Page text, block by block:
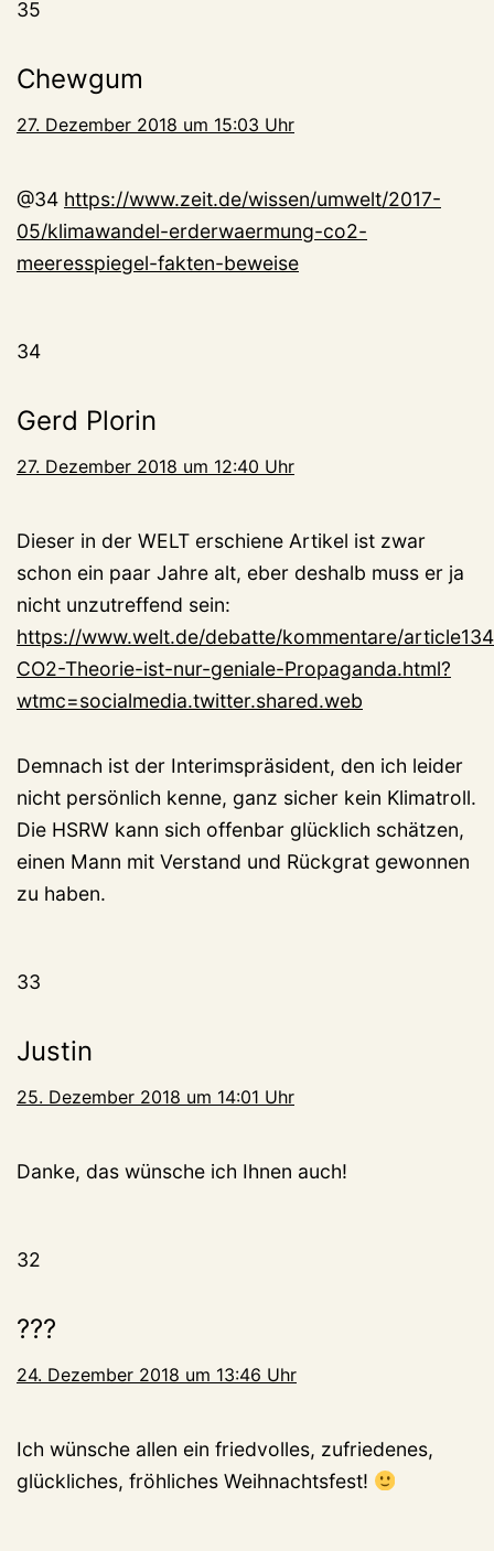
35
Chewgum
27. Dezember 2018 um 15:03 Uhr
@34 https://www.zeit.de/wissen/umwelt/2017-
05/klimawandel-erderwaermung-co2-
meeresspiegel-fakten-beweise
34
Gerd Plorin
27. Dezember 2018 um 12:40 Uhr
Dieser in der WELT erschiene Artikel ist zwar
schon ein paar Jahre alt, eber deshalb muss er ja
nicht unzutreffend sein:
https://www.welt.de/debatte/kommentare/
CO2-Theorie-ist-nur-geniale-Propaganda.html?
wtmc=socialmedia.twitter.shared.web
Demnach ist der Interimspräsident, den ich leider
nicht persönlich kenne, ganz sicher kein Klimatroll.
Die HSRW kann sich offenbar glücklich schätzen,
einen Mann mit Verstand und Rückgrat gewonnen
zu haben.
33
Justin
25. Dezember 2018 um 14:01 Uhr
Danke, das wünsche ich Ihnen auch!
32
???
24. Dezember 2018 um 13:46 Uhr
Ich wünsche allen ein friedvolles, zufriedenes,
glückliches, fröhliches Weihnachtsfest!